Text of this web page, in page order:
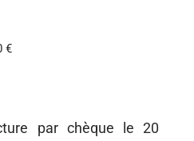
€
par chèque le 20